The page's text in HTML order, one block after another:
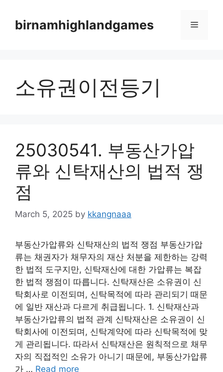
contentbirnamhighlandgames Menu
소유권이전등기
25030541. 부동산가압
류와 신탁재산의 법적 쟁
점
March 5, 2025 by kkangnaaa
부동산가압류와 신탁재산의 법적 쟁점 부동산가압
류는 채권자가 채무자의 재산 처분을 제한하는 강력
한 법적 도구지만, 신탁재산에 대한 가압류는 복잡
한 법적 쟁점이 따릅니다. 신탁재산은 소유권이 신
탁회사로 이전되며, 신탁목적에 따라 관리되기 때문
에 일반 재산과 다르게 취급됩니다. 1. 신탁재산과
부동산가압류의 법적 관계 신탁재산은 소유권이 신
탁회사에 이전되며, 신탁계약에 따라 신탁목적에 맞
게 관리됩니다. 따라서 신탁재산은 원칙적으로 채무
자의 직접적인 소유가 아니기 때문에, 부동산가압류
가 … Read more